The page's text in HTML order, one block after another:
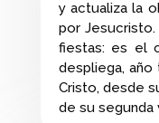
y actualiza la
por
fiestas: es el
despliega,
Cristo, desde
de su segunda